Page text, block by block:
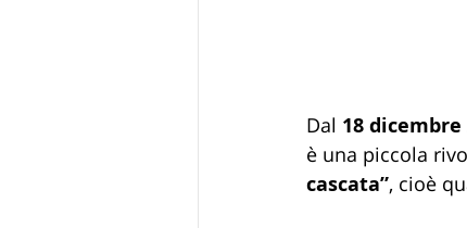
Dal 18 dicembre
è una piccola
cascata”, cioè